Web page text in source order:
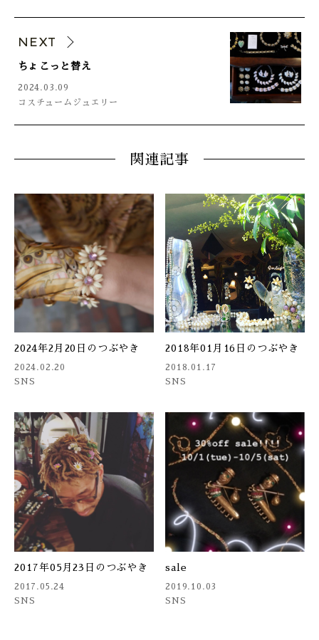
NEXT
ちょこっと替え
2024.03.09
コスチュームジュエリー
関連記事
2024年2月20日のつぶやき
2024.02.20
SNS
2018年01月16日のつぶやき
2018.01.17
SNS
2017年05月23日のつぶやき
2017.05.24
SNS
sale
2019.10.03
SNS